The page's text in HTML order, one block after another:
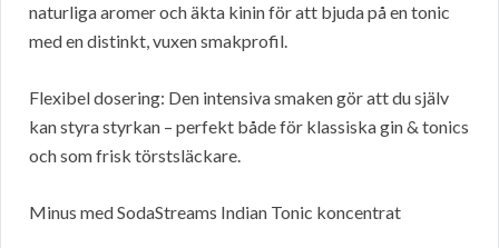
naturliga aromer och äkta kinin för att bjuda på en tonic
med en distinkt, vuxen smakprofil.
Flexibel dosering: Den intensiva smaken gör att du själv
kan styra styrkan – perfekt både för klassiska gin & tonics
och som frisk törstsläckare.
Minus med SodaStreams Indian Tonic koncentrat